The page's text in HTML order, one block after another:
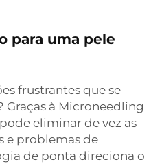
para uma pele
frustrantes que se
Graças à Microneedling
eliminar de vez as
e problemas de
de ponta direciona o